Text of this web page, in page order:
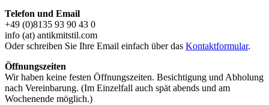
Telefon und Email
+49 (0)8135 93 90 43 0
info (at) antikmitstil.com
Oder schreiben Sie Ihre Email einfach über das Kontaktformular.
Öffnungszeiten
Wir haben keine festen Öffnungszeiten. Besichtigung und Abholung
nach Vereinbarung. (Im Einzelfall auch spät abends und am
Wochenende möglich.)